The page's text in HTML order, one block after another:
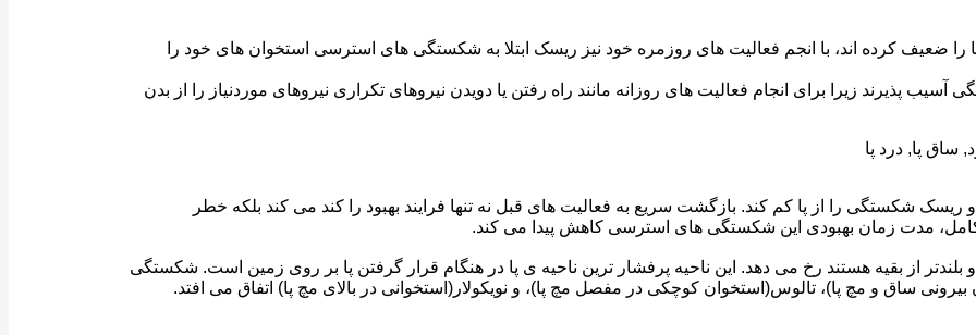
را ضعیف کرده اند، با انجم فعالیت های روزمره خود نیز ریسک ابتلا به شکستگی های استرسی استخوان های خود را
پذیرند زیرا برای انجام فعالیت های روزانه مانند راه رفتن یا دویدن نیروهای تکراری نیروهای موردنیاز را از بدن
شکستگی را از پا کم کند. بازگشت سریع به فعالیت های قبل نه تنها فرایند بهبود را کند می کند بلکه خطر
مدت زمان بهبودی این شکستگی های استرسی کاهش پیدا می کند.
از بقیه هستند رخ می دهد. این ناحیه پرفشار ترین ناحیه ی پا در هنگام قرار گرفتن پا بر روی زمین است. شکستگی
ساق و مچ پا)، تالوس(استخوان کوچکی در مفصل مچ پا)، و نویکولار(استخوانی در بالای مچ پا) اتفاق می افتد.